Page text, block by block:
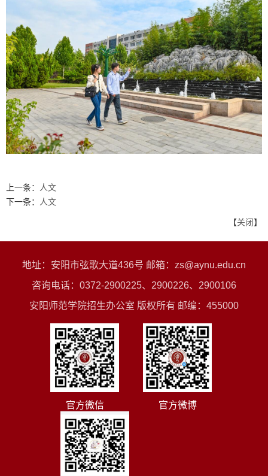
上一条：
人文
下一条：
人文
【关闭】
地址：安阳市弦歌大道436号 邮箱：zs@aynu.edu.cn
咨询电话：0372-2900225、2900226、2900106
安阳师范学院招生办公室 版权所有 邮编：455000
官方微信 官方微博